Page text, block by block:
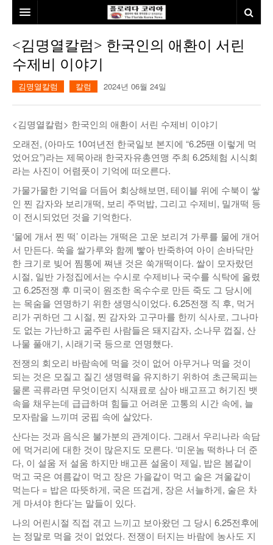
본사소개
뉴스
김명열칼럼
이명덕칼럼
김선옥칼럼
김원동칼럼
본보특집
100인선/독자광장
100인선
독자광장
여행
인근여행지
놀이공원
낚시/비치
골프
인터뷰/탐방
<김명열칼럼> 한국인의 애환이 서린
수제비 이야기
김명열칼럼 칼럼 2024년 06월 24일
<김명열칼럼> 한국인의 애환이 서린 수제비 이야기
오래전, (아마도 10여년전 한국일보 본지에 “6.25땐 이렇게 먹
었어요”)라는 제목아래 한국자유총연맹 주최 6.25체험 시식회
라는 사진이 어렴풋이 기억에 떠오른다.
가물가물한 기억을 더듬어 회상해보면, 테이블 위에 수북이 쌓
인 찐 감자와 보리개떡, 보리 주먹밥, 그리고 수제비, 밀개떡 등
이 전시되었던 것을 기억한다.
‘물에 개서 찐 떡’ 이라는 개떡은 고운 보리겨 가루를 물에 개어
서 만든다. 쑥을 쌀가루와 함께 빻아 반죽하여 아이 손바닥만
한 크기로 빚어 찜통에 쪄낸 것은 쑥개떡이다. 쌀이 모자랐던
시절, 일반 가정집에서는 수시로 수제비나 국수를 식탁에 올렸
고 6.25전쟁 후 미국이 원조한 옥수수로 만든 죽도 그 당시에
는 목숨을 연명하기 위한 생명식이었다. 6.25전쟁 직 후, 먹거
리가 귀하던 그 시절, 찐 감자와 고구마를 한끼 식사로, 그나마
도 없는 가난하고 굶주린 사람들은 돼지감자, 소나무 껍질, 산
나물 풀애기, 시래기국 등으로 연명했다.
전쟁의 회오리 바람속에 먹을 것이 없어 아무거나 먹을 것이
되는 것은 모질고 질긴 생명력을 유지하기 위하여 초근목피는
물론 곡류라면 무엇이던지 식재료로 삼아 배고프고 허기진 뱃
속을 채우는데 급급하며 힘들고 어려운 고통의 시간 속에, 늘
모자람을 느끼며 궁핍 속에 살았다.
산다는 것과 음식은 불가분의 관계이다. 그래서 우리나라 속담
에 먹거리에 대한 것이 많은지도 모른다. ‘미운놈 떡하나 더 준
다, 이 설움 저 설움 하지만 배고픈 설움이 제일, 밥은 봄같이
먹고 국은 여름같이 먹고 장은 가을같이 먹고 술은 겨울같이
먹는다 = 밥은 따뜻하게, 국은 뜨겁게, 장은 서늘하게, 술은 차
게 마셔야 한다’는 말들이 있다.
나의 어린시절 직접 겪고 느끼고 보아왔던 그 당시 6.25전후에
는 정말로 먹을 것이 없었다. 전쟁이 터지는 바람에 농사도 지